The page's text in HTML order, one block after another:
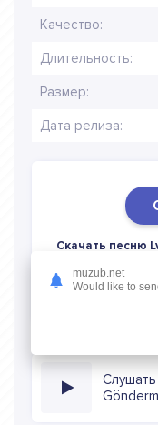
Качество:
Длительность:
Размер:
Дата релиза:
Скачать песню
muzub.net
Would like to